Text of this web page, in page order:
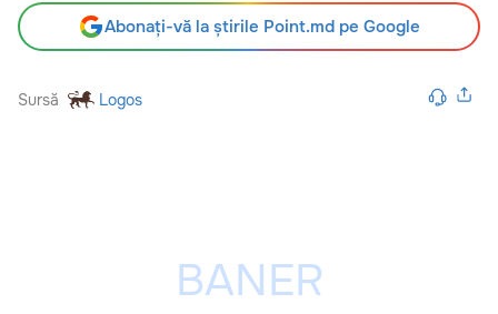
Abonați-vă la știrile Point.md pe Google
Sursă Logos